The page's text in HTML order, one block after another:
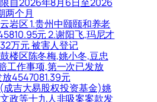
两个月
岩区 1.贵州中颐颐和养老
元 2.谢阳飞,玛尼才
万元 被害人登记
楼区陈冬梅,姚小冬,豆忠
工作事项,第一次已发放
4547081.39元
吉大易股权投资基金)姚
政等十九人非吸案案款发